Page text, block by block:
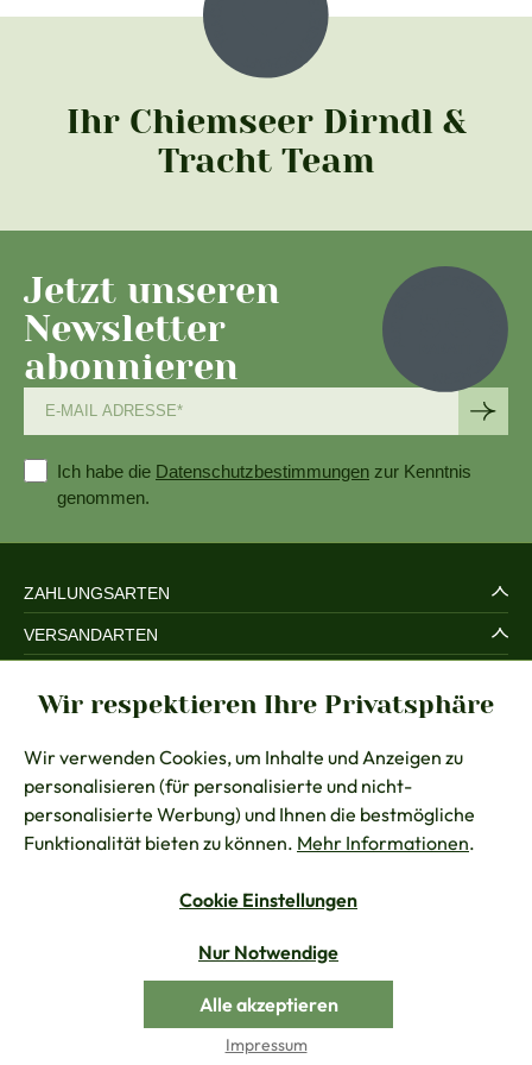
Ihr Chiemseer Dirndl &
Tracht Team
Jetzt unseren
Newsletter
abonnieren
Ich habe die Datenschutzbestimmungen zur Kenntnis
genommen.
ZAHLUNGSARTEN
VERSANDARTEN
RECHTLICHES
BERATUNG
KONTAKT
Vertrag widerrufen
Alle Preise inkl. gesetzl. Mehrwertsteuer zzgl.
© Chiemseer Dirndl & Tracht
Wir respektieren Ihre Privatsphäre
Wir verwenden Cookies, um Inhalte und Anzeigen zu
personalisieren (für personalisierte und nicht-
personalisierte Werbung) und Ihnen die bestmögliche
Funktionalität bieten zu können. Mehr Informationen.
Cookie Einstellungen
Nur Notwendige
Alle akzeptieren
Impressum